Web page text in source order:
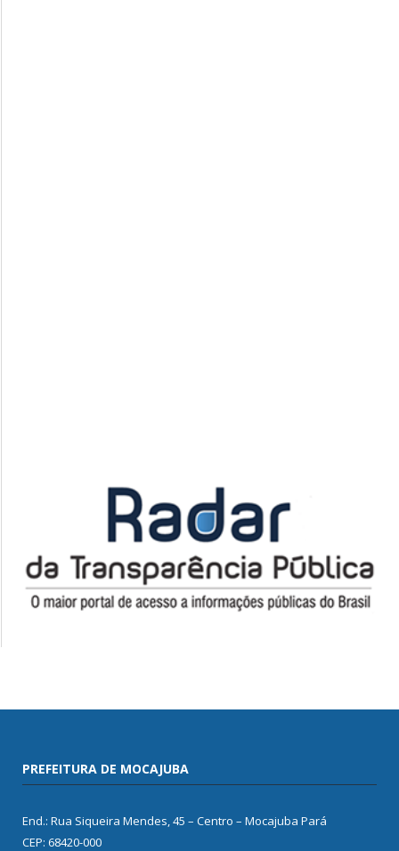
PREFEITURA DE MOCAJUBA
End.: Rua Siqueira Mendes, 45 – Centro – Mocajuba Pará
CEP: 68420-000